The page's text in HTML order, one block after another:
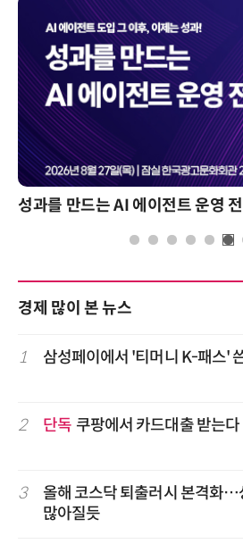
성과를 만드는 AI 에이전트 운영 전
경제 많이 본 뉴스
1 삼성페이에서 '티머니 K-패스'
2 단독 쿠팡에서 카드대출 받는다
3
올해 코스닥 퇴출러시 본격화…
많아질듯